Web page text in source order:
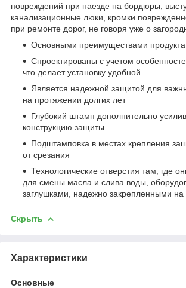
повреждений при наезде на бордюры,
канализационные люки, кромки
при ремонте дорог, не говоря уже о
Основными преимуществами
Спроектированы с учетом
что делает установку удобной
Является надежной защитой для
на протяжении долгих лет
Глубокий штамп дополнительно
конструкцию защиты
Подштамповка в местах крепления
от срезания
Технологические отверстия там, где
для смены масла и слива воды,
заглушками, надежно закрепленными на
Скрыть
Характеристики
Основные